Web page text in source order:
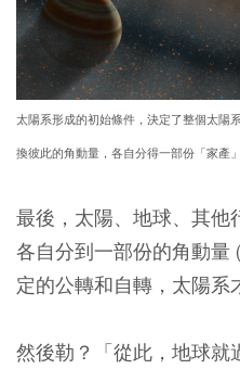
太陽系形成的初始條件，決定了整個太陽
換彼此的角動量，各自分得一部份「家產
最後，太陽、地球、其他
各自分到一部份的角動量
定的公轉和自轉，太陽系
然後勒？「從此，地球